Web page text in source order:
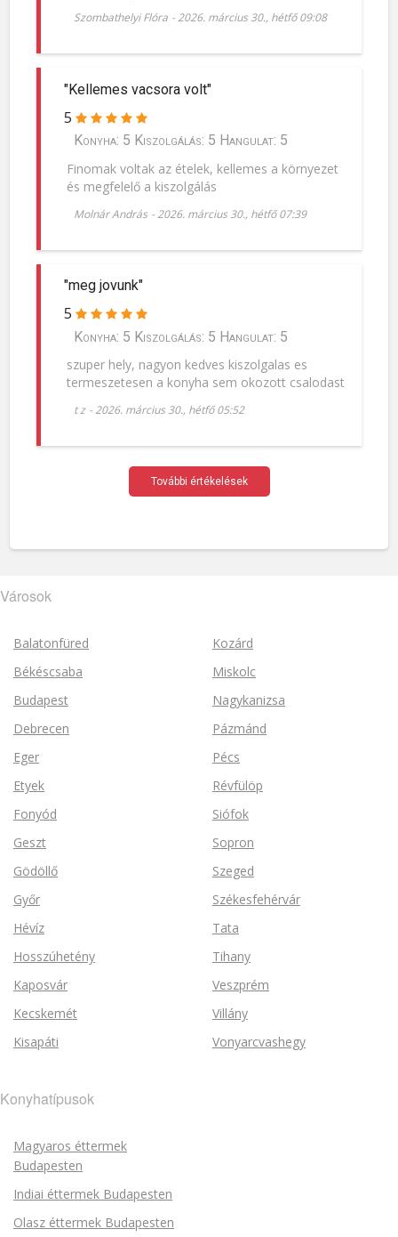
Szombathelyi Flóra -2026. március 30., hétfő 09:08
"Kellemes vacsora volt"
5
Konyha: 5 Kiszolgálás: 5 Hangulat: 5
Finomak voltak az ételek, kellemes a környezet
és megfelelő a kiszolgálás
Molnár András -2026. március 30., hétfő 07:39
"meg jovunk"
5
Konyha: 5 Kiszolgálás: 5 Hangulat: 5
szuper hely, nagyon kedves kiszolgalas es
termeszetesen a konyha sem okozott csalodast
t z -2026. március 30., hétfő 05:52
További értékelések
Városok
Balatonfüred
Békéscsaba
Budapest
Debrecen
Eger
Etyek
Fonyód
Geszt
Gödöllő
Győr
Hévíz
Hosszúhetény
Kaposvár
Kecskemét
Kisapáti
Kozárd
Miskolc
Nagykanizsa
Pázmánd
Pécs
Révfülöp
Siófok
Sopron
Szeged
Székesfehérvár
Tata
Tihany
Veszprém
Villány
Vonyarcvashegy
Konyhatípusok
Magyaros éttermek
Budapesten
Indiai éttermek Budapesten
Olasz éttermek Budapesten